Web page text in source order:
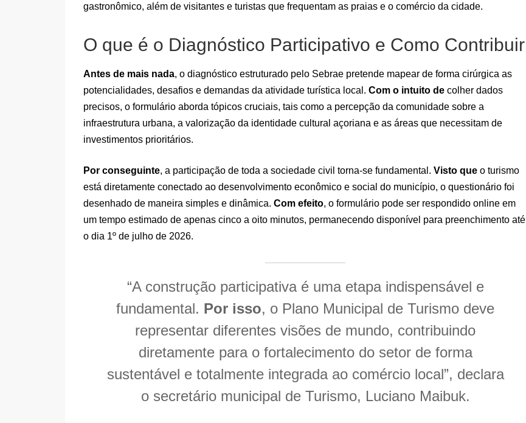
gastronômico, além de visitantes e turistas que frequentam as praias e o comércio da cidade.
O que é o Diagnóstico Participativo e Como Contribuir
Antes de mais nada, o diagnóstico estruturado pelo Sebrae pretende mapear de forma cirúrgica as
potencialidades, desafios e demandas da atividade turística local. Com o intuito de colher dados
precisos, o formulário aborda tópicos cruciais, tais como a percepção da comunidade sobre a
infraestrutura urbana, a valorização da identidade cultural açoriana e as áreas que necessitam de
investimentos prioritários.
Por conseguinte, a participação de toda a sociedade civil torna-se fundamental. Visto que o turismo
está diretamente conectado ao desenvolvimento econômico e social do município, o questionário foi
desenhado de maneira simples e dinâmica. Com efeito, o formulário pode ser respondido online em
um tempo estimado de apenas cinco a oito minutos, permanecendo disponível para preenchimento até
o dia 1º de julho de 2026.
“A construção participativa é uma etapa indispensável e
fundamental. Por isso, o Plano Municipal de Turismo deve
representar diferentes visões de mundo, contribuindo
diretamente para o fortalecimento do setor de forma
sustentável e totalmente integrada ao comércio local”, declara
o secretário municipal de Turismo, Luciano Maibuk.